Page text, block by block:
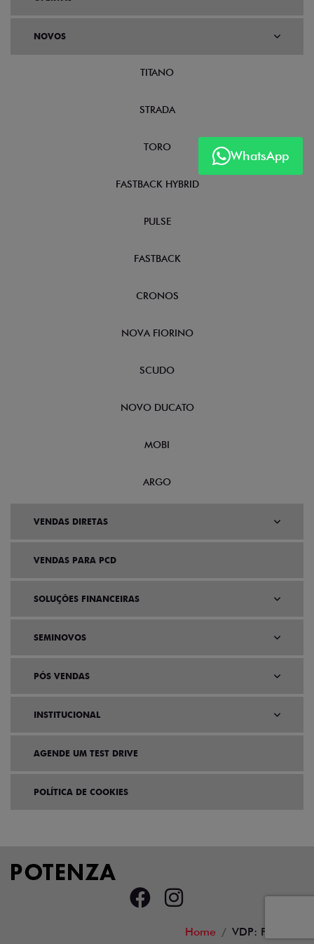
WhatsApp
NOVOS
TITANO
STRADA
TORO
FASTBACK HYBRID
PULSE
FASTBACK
CRONOS
NOVA FIORINO
SCUDO
NOVO DUCATO
MOBI
ARGO
VENDAS DIRETAS
VENDAS PARA PCD
SOLUÇÕES FINANCEIRAS
SEMINOVOS
PÓS VENDAS
INSTITUCIONAL
AGENDE UM TEST DRIVE
POLÍTICA DE COOKIES
Home VDP: Fiat Toro